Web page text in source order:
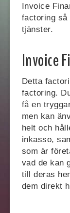
Invoice
factoring så
tjänster.
Invoice
Detta
factoring.
få en
men kan
helt och
inkasso,
som är
vad de kan
till deras
dem direkt